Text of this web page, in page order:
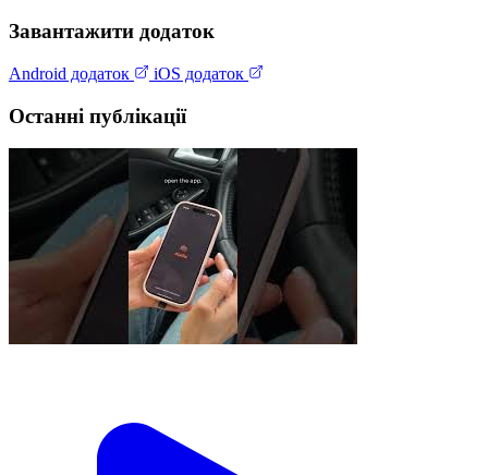
Завантажити додаток
Android додаток iOS додаток
Останні публікації